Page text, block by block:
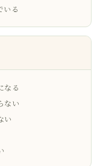
いる
なる
ない
い